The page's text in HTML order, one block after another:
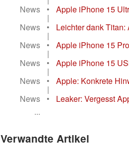
News
• Apple iPhone 15
|
News
• Leichter dank
|
News
• Apple iPhone 15
|
News
• Apple iPhone 15
|
News
• Apple: Konkrete
|
News
•
Leaker: Vergesst
...
Verwandte Artikel